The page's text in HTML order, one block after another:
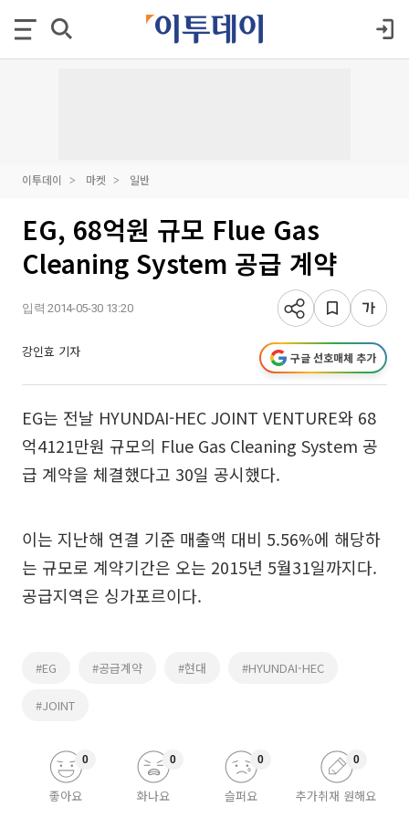
이투데이 마켓 일반
EG, 68억원 규모 Flue Gas
Cleaning System 공급 계약
입력 2014-05-30 13:20
강인효 기자 구글 선호매체 추가
EG는 전날 HYUNDAI-HEC JOINT VENTURE와 68
억4121만원 규모의 Flue Gas Cleaning System 공
급 계약을 체결했다고 30일 공시했다.
이는 지난해 연결 기준 매출액 대비 5.56%에 해당하
는 규모로 계약기간은 오는 2015년 5월31일까지다.
공급지역은 싱가포르이다.
#EG #공급계약 #현대 #HYUNDAI-HEC
#JOINT
좋아요
0
화나요
0
슬퍼요
0
추가취재 원해요
0